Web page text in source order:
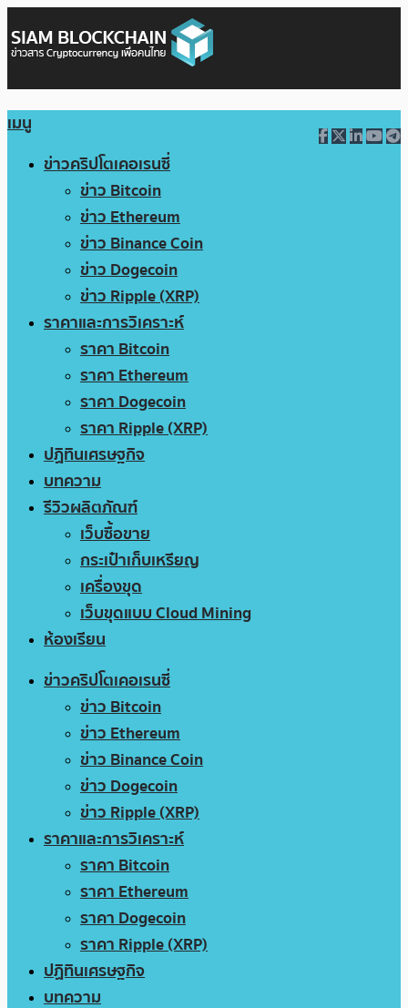
เมนู
ข่าวคริปโตเคอเรนซี่
ข่าว Bitcoin
ข่าว Ethereum
ข่าว Binance Coin
ข่าว Dogecoin
ข่าว Ripple (XRP)
ราคาและการวิเคราะห์
ราคา Bitcoin
ราคา Ethereum
ราคา Dogecoin
ราคา Ripple (XRP)
ปฏิทินเศรษฐกิจ
บทความ
รีวิวผลิตภัณฑ์
เว็บซื้อขาย
กระเป๋าเก็บเหรียญ
เครื่องขุด
เว็บขุดแบบ Cloud Mining
ห้องเรียน
ข่าวคริปโตเคอเรนซี่
ข่าว Bitcoin
ข่าว Ethereum
ข่าว Binance Coin
ข่าว Dogecoin
ข่าว Ripple (XRP)
ราคาและการวิเคราะห์
ราคา Bitcoin
ราคา Ethereum
ราคา Dogecoin
ราคา Ripple (XRP)
ปฏิทินเศรษฐกิจ
บทความ